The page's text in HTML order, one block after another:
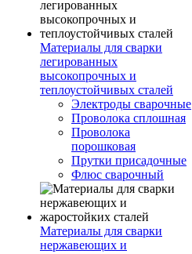
Материалы для сварки
легированных
высокопрочных и
теплоустойчивых сталей
Электроды сварочные
Проволока сплошная
Проволока
порошковая
Прутки присадочные
Флюс сварочный
Материалы для сварки
нержавеющих и